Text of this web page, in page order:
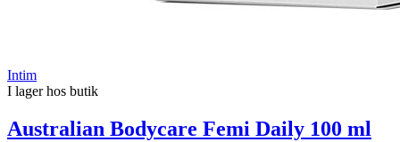
Intim
I lager hos butik
Australian Bodycare Femi Daily 100 ml